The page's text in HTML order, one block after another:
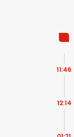
11:46
12:14